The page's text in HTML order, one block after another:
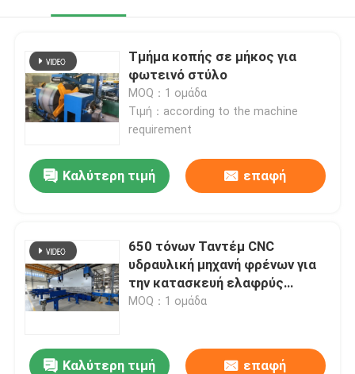
Τμήμα κοπής σε μήκος για
φωτεινό στύλο
MOQ：1 ομάδα
Τιμή：according to the machine
requirement
Καλύτερη τιμή επαφή
650 τόνων Ταντέμ CNC
υδραυλική μηχανή φρένων για
την κατασκευή ελαφρύς
στύλου και υψηλού μαστού
MOQ：1 ομάδα
Καλύτερη τιμή επαφή